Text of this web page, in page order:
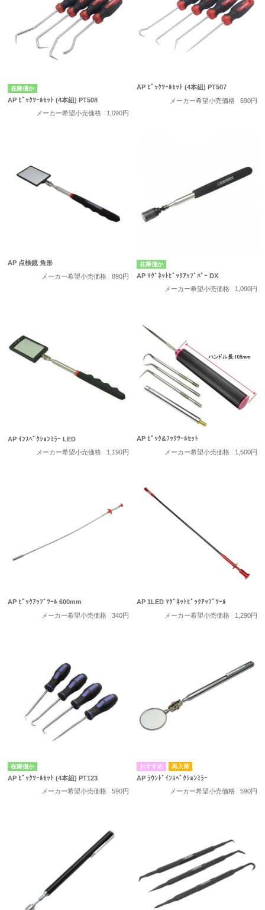
在庫僅か
AP ﾋﾟｯｸﾂｰﾙｾｯﾄ (4本組) PT508
メーカー希望小売価格
1,090円
AP ﾋﾟｯｸﾂｰﾙｾｯﾄ (4本組) PT507
メーカー希望小売価格
690円
AP 点検鏡 角形
メーカー希望小売価格
890円
在庫僅か
AP ﾏｸﾞﾈｯﾄﾋﾟｯｸｱｯﾌﾟﾊﾞｰ DX
メーカー希望小売価格
1,090円
AP ｲﾝｽﾍﾟｸｼｮﾝﾐﾗｰ LED
メーカー希望小売価格
1,190円
AP ﾋﾟｯｸ&ﾌｯｸﾂｰﾙｾｯﾄ
メーカー希望小売価格
1,500円
AP ﾋﾟｯｸｱｯﾌﾟﾂｰﾙ 600mm
メーカー希望小売価格
340円
AP 1LED ﾏｸﾞﾈｯﾄﾋﾟｯｸｱｯﾌﾟﾂｰﾙ
メーカー希望小売価格
1,290円
在庫僅か
AP ﾋﾟｯｸﾂｰﾙｾｯﾄ (4本組) PT123
メーカー希望小売価格
590円
再入荷
AP ﾗｳﾝﾄﾞｲﾝｽﾍﾟｸｼｮﾝﾐﾗｰ
メーカー希望小売価格
590円